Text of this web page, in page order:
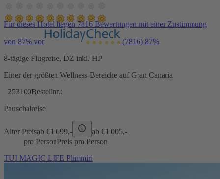
Für dieses Hotel liegen 7816 Bewertungen mit einer Zustimmung
von 87% vor (7816) 87%
8-tägige Flugreise, DZ inkl. HP
Einer der größten Wellness-Bereiche auf Gran Canaria
253100Bestellnr.:
Pauschalreise
Alter Preisab €1.699,- ab €1.005,-
pro PersonPreis pro Person
TUI MAGIC LIFE Plimmiri